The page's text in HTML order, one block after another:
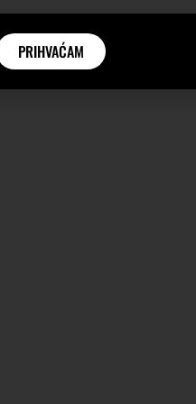
AKTUALNO
PRIHVAĆAM